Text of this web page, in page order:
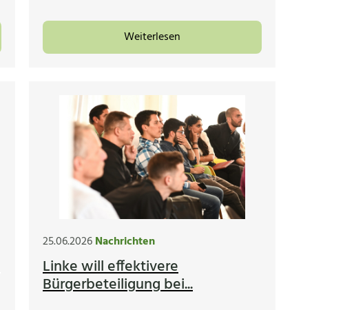
Weiterlesen
25.06.2026Nachrichten
Linke will effektivere
Bürgerbeteiligung bei...